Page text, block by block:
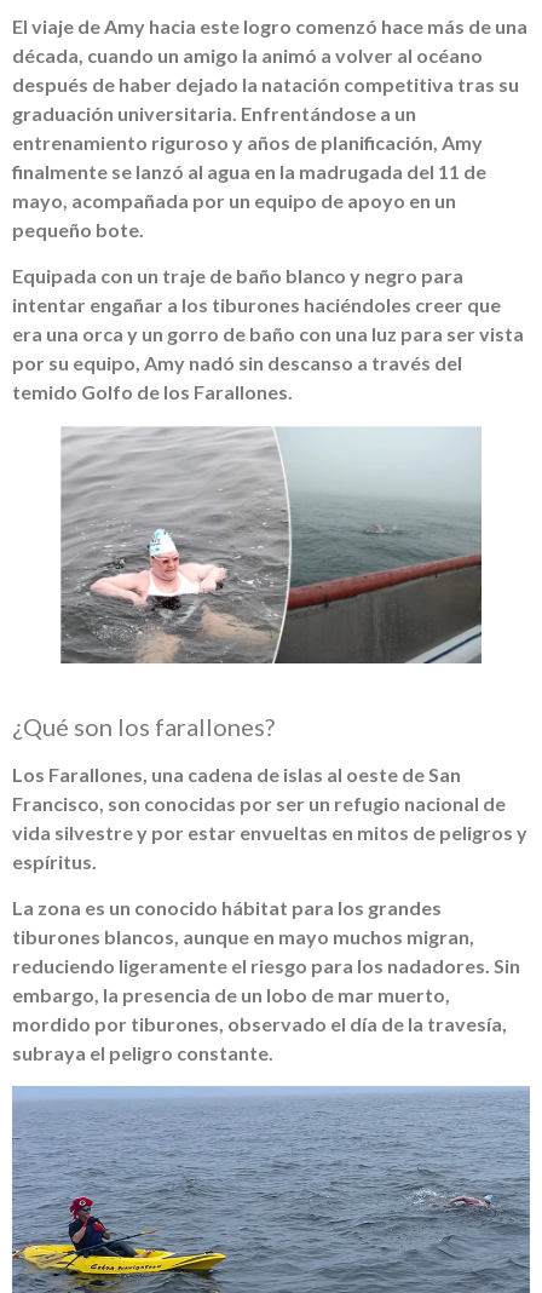
El viaje de Amy hacia este logro comenzó hace más de una
década, cuando un amigo la animó a volver al océano
después de haber dejado la natación competitiva tras su
graduación universitaria. Enfrentándose a un
entrenamiento riguroso y años de planificación, Amy
finalmente se lanzó al agua en la madrugada del 11 de
mayo, acompañada por un equipo de apoyo en un
pequeño bote.
Equipada con un traje de baño blanco y negro para
intentar engañar a los tiburones haciéndoles creer que
era una orca y un gorro de baño con una luz para ser vista
por su equipo, Amy nadó sin descanso a través del
temido Golfo de los Farallones.
¿Qué son los farallones?
Los Farallones, una cadena de islas al oeste de San
Francisco, son conocidas por ser un refugio nacional de
vida silvestre y por estar envueltas en mitos de peligros y
espíritus.
La zona es un conocido hábitat para los grandes
tiburones blancos, aunque en mayo muchos migran,
reduciendo ligeramente el riesgo para los nadadores. Sin
embargo, la presencia de un lobo de mar muerto,
mordido por tiburones, observado el día de la travesía,
subraya el peligro constante.